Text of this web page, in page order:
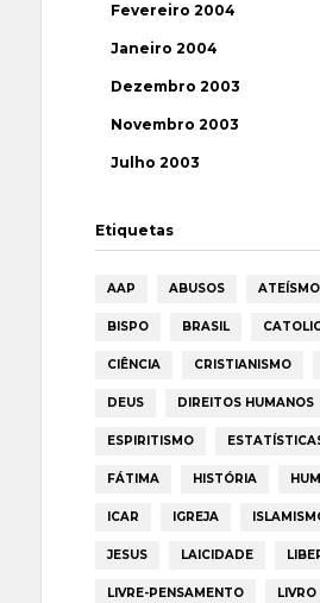
Fevereiro 2004
Janeiro 2004
Dezembro 2003
Novembro 2003
Julho 2003
Etiquetas
AAP ABUSOS ATEÍSMO
BISPO BRASIL
CIÊNCIA CRISTIANISMO
DEUS DIREITOS HUMANOS
ESPIRITISMO
FÁTIMA HISTÓRIA
ICAR IGREJA
JESUS LAICIDADE
LIVRE-PENSAMENTO LIVRO